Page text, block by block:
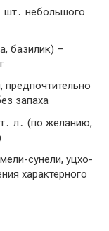
небольшого
базилик) –
предпочтительно
запаха
л․ (по желанию,
сунели, уцхо-
характерного